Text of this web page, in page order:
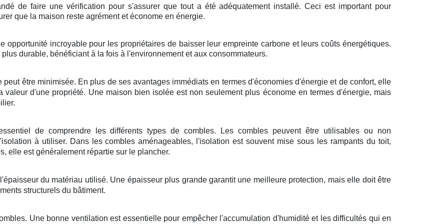
de faire une vérification pour s'assurer que tout a été adéquatement installé. Ceci est important pour
que la maison reste agrément et économe en énergie.
opportunité incroyable pour les propriétaires de baisser leur empreinte carbone et leurs coûts énergétiques.
durable, bénéficiant à la fois à l'environnement et aux consommateurs.
être minimisée. En plus de ses avantages immédiats en termes d'économies d'énergie et de confort, elle
d'une propriété. Une maison bien isolée est non seulement plus économe en termes d'énergie, mais
de comprendre les différents types de combles. Les combles peuvent être utilisables ou non
à utiliser. Dans les combles aménageables, l'isolation est souvent mise sous les rampants du toit,
elle est généralement répartie sur le plancher.
du matériau utilisé. Une épaisseur plus grande garantit une meilleure protection, mais elle doit être
structurels du bâtiment.
Une bonne ventilation est essentielle pour empêcher l'accumulation d'humidité et les difficultés qui en